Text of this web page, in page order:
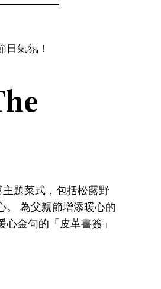
氣氛！
題菜式，包括松露野
。 為父親節增添暖心的
金句的「皮革書簽」